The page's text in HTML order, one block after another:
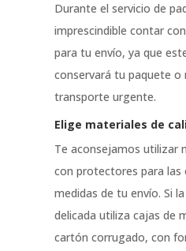
Durante el servicio de
imprescindible contar
para tu envío, ya que
conservará tu paquete o
transporte urgente.
Elige materiales de
Te aconsejamos utilizar
con protectores para las
medidas de tu envío. Si
delicada utiliza cajas de
cartón corrugado, con